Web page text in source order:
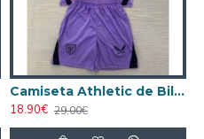
Camiseta Athletic de Bilbao 2024/2025 Alternativo Niño Kit
18.90€ 29.00€